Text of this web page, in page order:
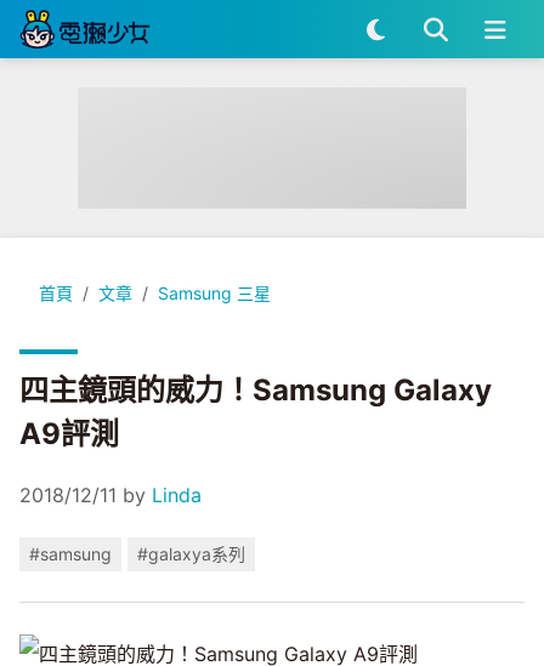
首頁 文章 Samsung 三星
四主鏡頭的威力！Samsung Galaxy A9評測
四主鏡頭的威力！Samsung Galaxy
A9評測
2018/12/11 by Linda
#samsung #galaxya系列